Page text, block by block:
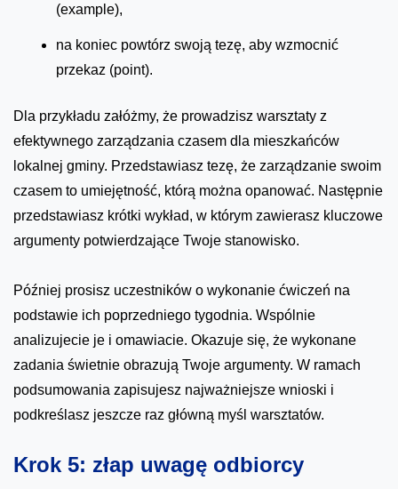
(example),
na koniec powtórz swoją tezę, aby wzmocnić
przekaz (point).
Dla przykładu załóżmy, że prowadzisz warsztaty z
efektywnego zarządzania czasem dla mieszkańców
lokalnej gminy. Przedstawiasz tezę, że zarządzanie swoim
czasem to umiejętność, którą można opanować. Następnie
przedstawiasz krótki wykład, w którym zawierasz kluczowe
argumenty potwierdzające Twoje stanowisko.
Później prosisz uczestników o wykonanie ćwiczeń na
podstawie ich poprzedniego tygodnia. Wspólnie
analizujecie je i omawiacie. Okazuje się, że wykonane
zadania świetnie obrazują Twoje argumenty. W ramach
podsumowania zapisujesz najważniejsze wnioski i
podkreślasz jeszcze raz główną myśl warsztatów.
Krok 5: złap uwagę odbiorcy